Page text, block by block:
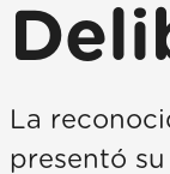
La
presentó